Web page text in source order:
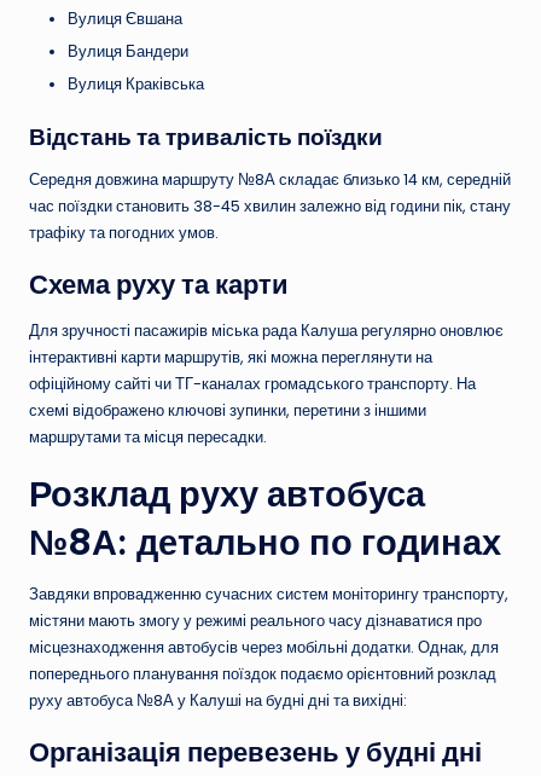
Вулиця Євшана
Вулиця Бандери
Вулиця Краківська
Відстань та тривалість поїздки
Середня довжина маршруту №8А складає близько 14 км, середній
час поїздки становить 38-45 хвилин залежно від години пік, стану
трафіку та погодних умов.
Схема руху та карти
Для зручності пасажирів міська рада Калуша регулярно оновлює
інтерактивні карти маршрутів, які можна переглянути на
офіційному сайті чи ТГ-каналах громадського транспорту. На
схемі відображено ключові зупинки, перетини з іншими
маршрутами та місця пересадки.
Розклад руху автобуса
№8А: детально по годинах
Завдяки впровадженню сучасних систем моніторингу транспорту,
містяни мають змогу у режимі реального часу дізнаватися про
місцезнаходження автобусів через мобільні додатки. Однак, для
попереднього планування поїздок подаємо орієнтовний розклад
руху автобуса №8А у Калуші на будні дні та вихідні:
Організація перевезень у будні дні